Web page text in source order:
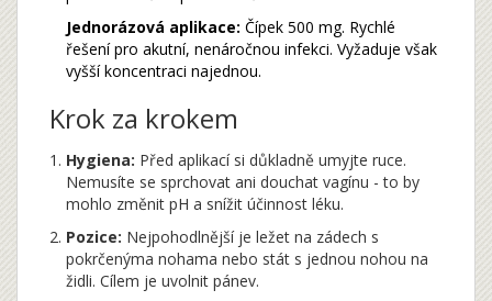
Jednorázová aplikace: Čípek 500 mg. Rychlé
řešení pro akutní, nenáročnou infekci. Vyžaduje však
vyšší koncentraci najednou.
Krok za krokem
Hygiena: Před aplikací si důkladně umyjte ruce.
Nemusíte se sprchovat ani douchat vagínu - to by
mohlo změnit pH a snížit účinnost léku.
Pozice: Nejpohodlnější je ležet na zádech s
pokrčenýma nohama nebo stát s jednou nohou na
židli. Cílem je uvolnit pánev.